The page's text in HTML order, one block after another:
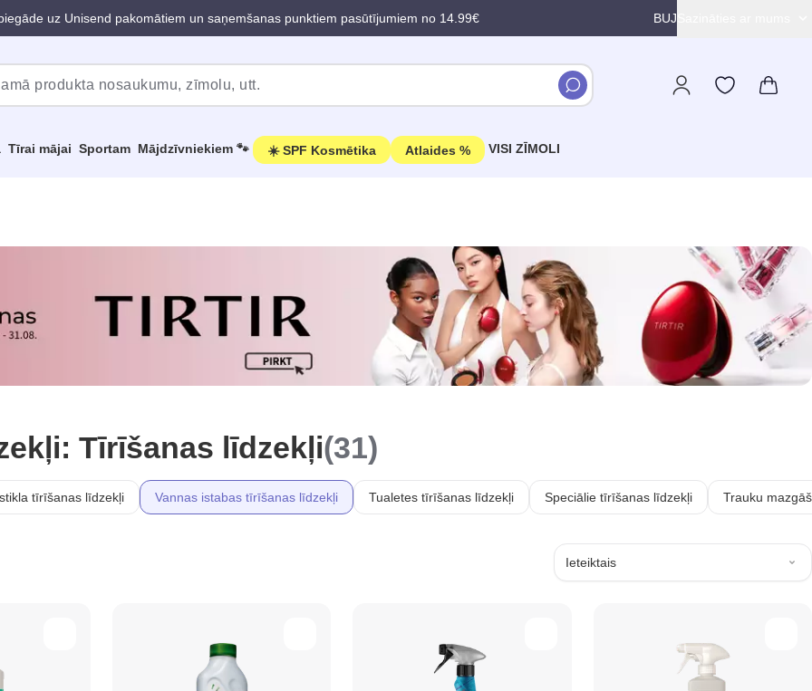
uz Unisend pakomātiem un saņemšanas punktiem pasūtījumiem no 14.99€ BUJ
Tīrai mājai Sportam Mājdzīvniekiem 🐾 ☀️ SPF Kosmētika Atlaides % VISI ZĪMOLI
Tīrīšanas līdzekļi(31)
tīrīšanas līdzekļi Vannas istabas tīrīšanas līdzekļi Tualetes tīrīšanas līdzekļi Speciālie tīrīšanas līdzekļi Trauku
Ieteiktais